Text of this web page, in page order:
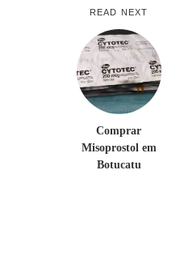
READ NEXT
Comprar
Misoprostol em
Botucatu